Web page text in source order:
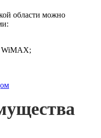
области можно
WiMAX;